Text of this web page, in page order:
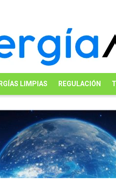
LIMPIAS REGULACIÓN